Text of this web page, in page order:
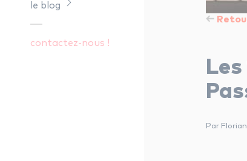
le blog
contactez-nous !
Par